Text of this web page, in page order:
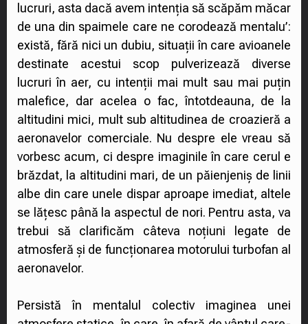
lucruri, asta dacă avem intenția să scăpăm măcar
de una din spaimele care ne corodează mentalu’:
există, fără nici un dubiu, situații în care avioanele
destinate acestui scop pulverizează diverse
lucruri în aer, cu intenții mai mult sau mai puțin
malefice, dar acelea o fac, întotdeauna, de la
altitudini mici, mult sub altitudinea de croazieră a
aeronavelor comerciale. Nu despre ele vreau să
vorbesc acum, ci despre imaginile în care cerul e
brăzdat, la altitudini mari, de un păienjeniș de linii
albe din care unele dispar aproape imediat, altele
se lățesc până la aspectul de nori. Pentru asta, va
trebui să clarificăm câteva noțiuni legate de
atmosferă și de funcționarea motorului turbofan al
aeronavelor.
Persistă în mentalul colectiv imaginea unei